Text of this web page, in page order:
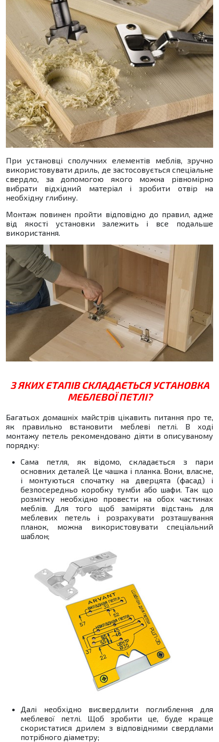
При установці сполучних елементів меблів, зручно
використовувати дриль, де застосовується спеціальне
свердло, за допомогою якого можна рівномірно
вибрати відхідний матеріал і зробити отвір на
необхідну глибину.
Монтаж повинен пройти відповідно до правил, адже
від якості установки залежить і все подальше
використання.
З ЯКИХ ЕТАПІВ СКЛАДАЄТЬСЯ УСТАНОВКА
МЕБЛЕВОЇ ПЕТЛІ?
Багатьох домашніх майстрів цікавить питання про те,
як правильно встановити меблеві петлі. В ході
монтажу петель рекомендовано діяти в описуваному
порядку:
Сама петля, як відомо, складається з пари
основних деталей. Це чашка і планка. Вони, власне,
і монтуються спочатку на дверцята (фасад) і
безпосередньо коробку тумби або шафи. Так що
розмітку необхідно провести на обох частинах
меблів. Для того щоб заміряти відстань для
меблевих петель і розрахувати розташування
планок, можна використовувати спеціальний
шаблон;
Далі необхідно висвердлити поглиблення для
меблевої петлі. Щоб зробити це, буде краще
скористатися дрилем з відповідними свердлами
потрібного діаметру;